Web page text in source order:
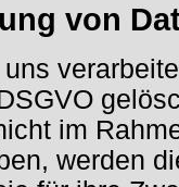
von
im
werden